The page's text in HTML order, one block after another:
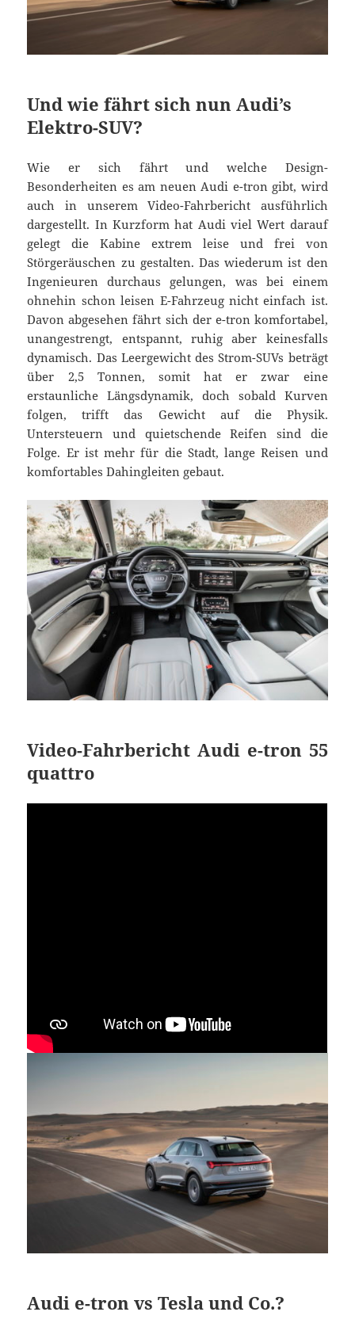
Und wie fährt sich nun Audi’s
Elektro-SUV?
Wie er sich fährt und welche Design-
Besonderheiten es am neuen Audi e-tron gibt, wird
auch in unserem Video-Fahrbericht ausführlich
dargestellt. In Kurzform hat Audi viel Wert darauf
gelegt die Kabine extrem leise und frei von
Störgeräuschen zu gestalten. Das wiederum ist den
Ingenieuren durchaus gelungen, was bei einem
ohnehin schon leisen E-Fahrzeug nicht einfach ist.
Davon abgesehen fährt sich der e-tron komfortabel,
unangestrengt, entspannt, ruhig aber keinesfalls
dynamisch. Das Leergewicht des Strom-SUVs beträgt
über 2,5 Tonnen, somit hat er zwar eine
erstaunliche Längsdynamik, doch sobald Kurven
folgen, trifft das Gewicht auf die Physik.
Untersteuern und quietschende Reifen sind die
Folge. Er ist mehr für die Stadt, lange Reisen und
komfortables Dahingleiten gebaut.
Video-Fahrbericht Audi e-tron 55
quattro
Audi e-tron vs Tesla und Co.?